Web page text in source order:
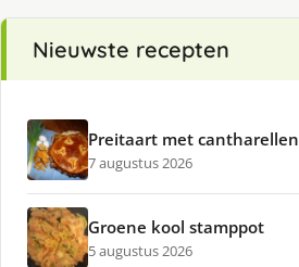
Nieuwste recepten
Preitaart met cantharellen
7 augustus 2026
Groene kool stamppot
5 augustus 2026